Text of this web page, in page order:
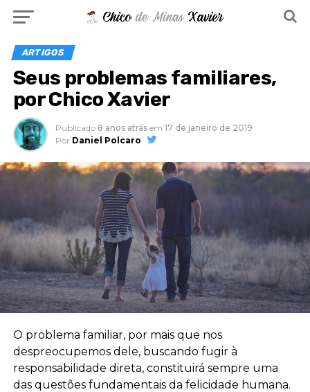
ARTIGOS
Seus problemas familiares,
por Chico Xavier
Publicado 8 anos atrás em 17 de janeiro de 2019
Por Daniel Polcaro
O problema familiar, por mais que nos
despreocupemos dele, buscando fugir à
responsabilidade direta, constituirá sempre uma
das questões fundamentais da felicidade humana.